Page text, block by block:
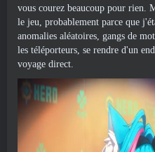
vous courez beaucoup pour rien.
le jeu, probablement parce que
anomalies aléatoires, gangs de
les téléporteurs, se rendre d'un
voyage direct.